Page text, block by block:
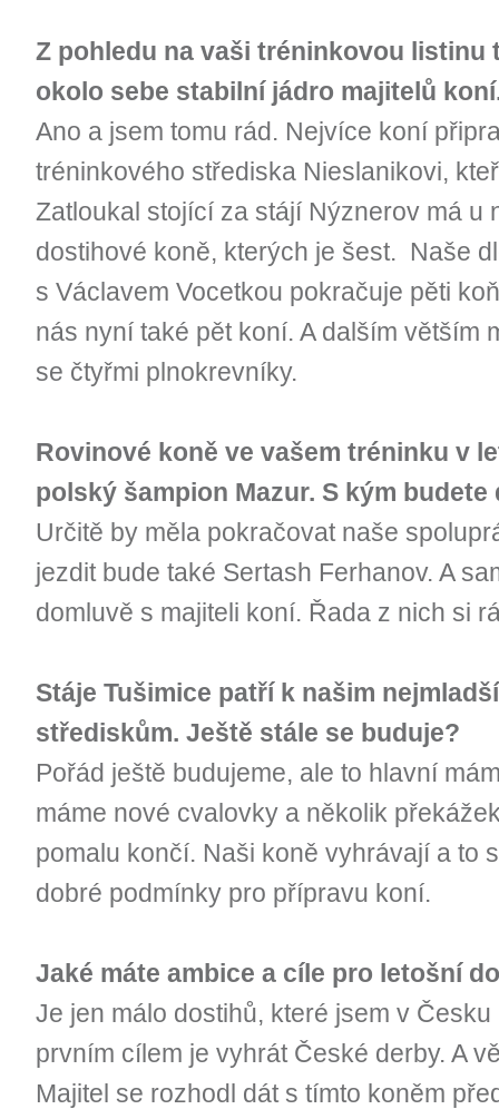
Z pohledu na vaši tréninkovou listinu
okolo sebe stabilní jádro majitelů
Ano a jsem tomu rád. Nejvíce koní
tréninkového střediska Nieslanikovi,
Zatloukal stojící za stájí Nýznerov má u
dostihové koně, kterých je šest. Naše
s Václavem Vocetkou pokračuje pěti
nás nyní také pět koní. A dalším větším
se čtyřmi plnokrevníky.
Rovinové koně ve vašem tréninku v
polský šampion Mazur. S kým
Určitě by měla pokračovat naše
jezdit bude také Sertash Ferhanov. A
domluvě s majiteli koní. Řada z nich si
Stáje Tušimice patří k našim
střediskům. Ještě stále se buduje?
Pořád ještě budujeme, ale to hlavní
máme nové cvalovky a několik
pomalu končí. Naši koně vyhrávají a to
dobré podmínky pro přípravu koní.
Jaké máte ambice a cíle pro letošní
Je jen málo dostihů, které jsem v
prvním cílem je vyhrát České derby. A
Majitel se rozhodl dát s tímto koněm